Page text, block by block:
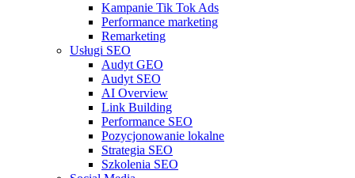
Kampanie Tik Tok Ads
Performance marketing
Remarketing
Usługi SEO
Audyt GEO
Audyt SEO
AI Overview
Link Building
Performance SEO
Pozycjonowanie lokalne
Strategia SEO
Szkolenia SEO